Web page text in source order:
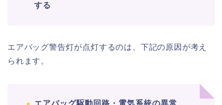
する
エアバッグ警告灯が点灯するのは、下記の原因が考え
られます。
エアバッグ駆動回路・電気系統の異常